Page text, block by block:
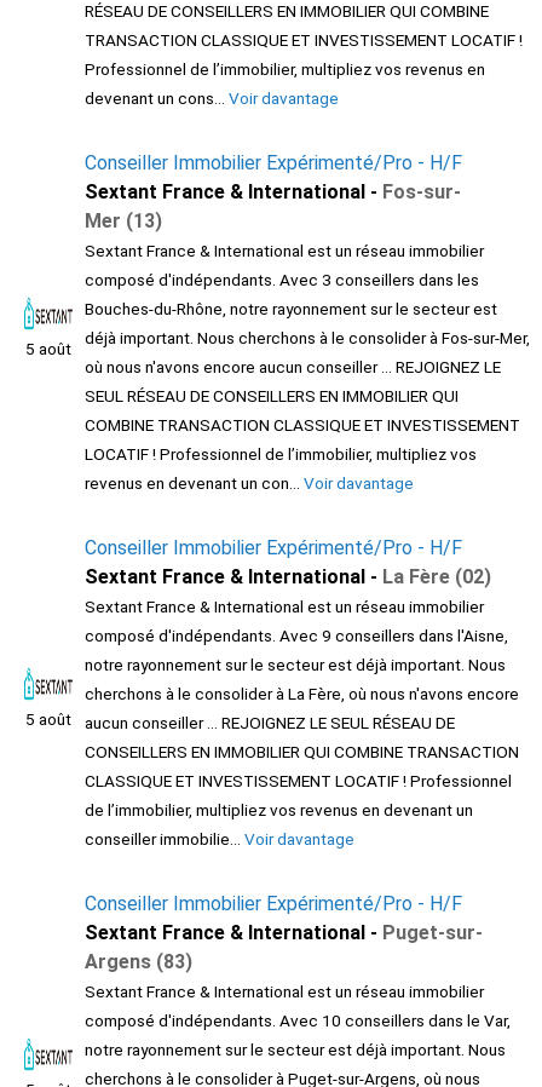
RÉSEAU DE CONSEILLERS EN IMMOBILIER QUI COMBINE
TRANSACTION CLASSIQUE ET INVESTISSEMENT LOCATIF !
Professionnel de l’immobilier, multipliez vos revenus en
devenant un cons... Voir davantage
5 août
Conseiller Immobilier Expérimenté/Pro - H/F
Sextant France & International - Fos-sur-
Mer (13)
Sextant France & International est un réseau immobilier
composé d'indépendants. Avec 3 conseillers dans les
Bouches-du-Rhône, notre rayonnement sur le secteur est
déjà important. Nous cherchons à le consolider à Fos-sur-Mer,
où nous n'avons encore aucun conseiller ... REJOIGNEZ LE
SEUL RÉSEAU DE CONSEILLERS EN IMMOBILIER QUI
COMBINE TRANSACTION CLASSIQUE ET INVESTISSEMENT
LOCATIF ! Professionnel de l’immobilier, multipliez vos
revenus en devenant un con... Voir davantage
5 août
Conseiller Immobilier Expérimenté/Pro - H/F
Sextant France & International - La Fère (02)
Sextant France & International est un réseau immobilier
composé d'indépendants. Avec 9 conseillers dans l'Aisne,
notre rayonnement sur le secteur est déjà important. Nous
cherchons à le consolider à La Fère, où nous n'avons encore
aucun conseiller ... REJOIGNEZ LE SEUL RÉSEAU DE
CONSEILLERS EN IMMOBILIER QUI COMBINE TRANSACTION
CLASSIQUE ET INVESTISSEMENT LOCATIF ! Professionnel
de l’immobilier, multipliez vos revenus en devenant un
conseiller immobilie... Voir davantage
Conseiller Immobilier Expérimenté/Pro - H/F
Sextant France & International - Puget-sur-
Argens (83)
Sextant France & International est un réseau immobilier
composé d'indépendants. Avec 10 conseillers dans le Var,
notre rayonnement sur le secteur est déjà important. Nous
cherchons à le consolider à Puget-sur-Argens, où nous